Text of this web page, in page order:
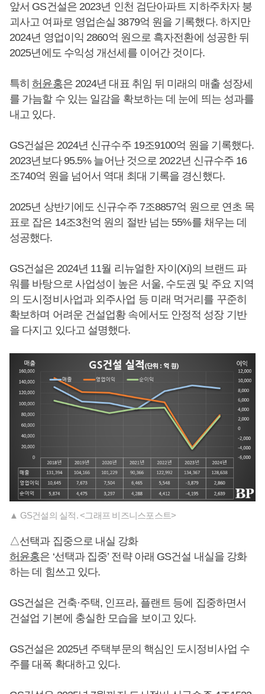
앞서 GS건설은 2023년 인천 검단아파트 지하주차자 붕
괴사고 여파로 영업손실 3879억 원을 기록했다. 하지만
2024년 영업이익 2860억 원으로 흑자전환에 성공한 뒤
2025년에도 수익성 개선세를 이어간 것이다.
특히허윤홍은 2024년 대표 취임 뒤 미래의 매출 성장세
를 가늠할 수 있는 일감을 확보하는 데 눈에 띄는 성과를
내고 있다.
GS건설은 2024년 신규수주 19조9100억 원을 기록했다.
2023년보다 95.5% 늘어난 것으로 2022년 신규수주 16
조740억 원을 넘어서 역대 최대 기록을 경신했다.
2025년 상반기에도 신규수주 7조8857억 원으로 연초 목
표로 잡은 14조3천억 원의 절반 넘는 55%를 채우는 데
성공했다.
GS건설은 2024년 11월 리뉴얼한 자이(Xi)의 브랜드 파
워를 바탕으로 사업성이 높은 서울, 수도권 및 주요 지역
의 도시정비사업과 외주사업 등 미래 먹거리를 꾸준히
확보하며 어려운 건설업황 속에서도 안정적 성장 기반
을 다지고 있다고 설명했다.
▲ GS건설의 실적. <그래프 비즈니스포스트>
△선택과 집중으로 내실 강화
허윤홍은 ‘선택과 집중’ 전략 아래 GS건설 내실을 강화
하는 데 힘쓰고 있다.
GS건설은 건축·주택, 인프라, 플랜트 등에 집중하면서
건설업 기본에 충실한 모습을 보이고 있다.
GS건설은 2025년 주택부문의 핵심인 도시정비사업 수
주를 대폭 확대하고 있다.